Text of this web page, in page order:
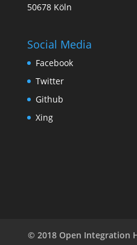
50678 Köln
Social Media
Facebook
Twitter
Github
Xing
© 2018 Open Integration